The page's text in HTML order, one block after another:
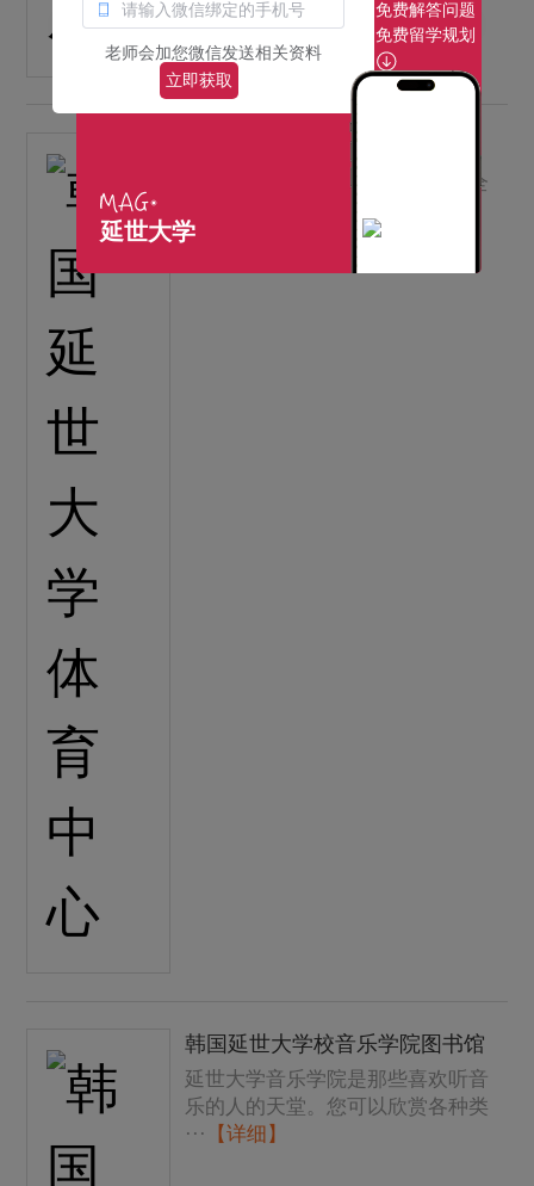
韩国延世大学体育中心
人造草坪跑道（聚氨酯）设备齐全
韩国延世大学校音乐学院图书馆
延世大学音乐学院是那些喜欢听音
乐的人的天堂。您可以欣赏各种类
···
【详细】
老师会加您微信发送相关资料
立即获取
延世大学
免费解答问题
免费留学规划